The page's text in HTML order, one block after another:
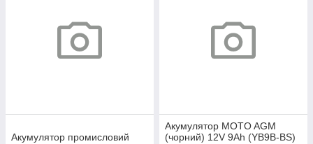
Акумулятор промисловий
Акумулятор MOTO AGM
(чорний) 12V 9Ah (YB9B-ВS)